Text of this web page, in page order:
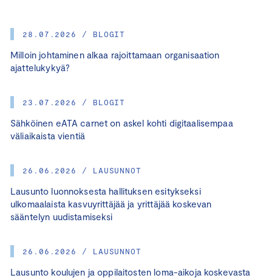
28.07.2026 / BLOGIT
Milloin johtaminen alkaa rajoittamaan organisaation
ajattelukykyä?
23.07.2026 / BLOGIT
Sähköinen eATA carnet on askel kohti digitaalisempaa
väliaikaista vientiä
26.06.2026 / LAUSUNNOT
Lausunto luonnoksesta hallituksen esitykseksi
ulkomaalaista kasvuyrittäjää ja yrittäjää koskevan
sääntelyn uudistamiseksi
26.06.2026 / LAUSUNNOT
Lausunto koulujen ja oppilaitosten loma-aikoja koskevasta